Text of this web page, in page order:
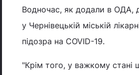
Водночас, як додали в ОДА,
у Чернівецькій міській
підозра на COVID-19.
"Крім того, у важкому стані